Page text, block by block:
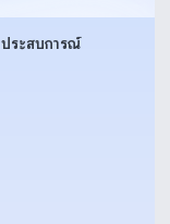
ประสบการณ์